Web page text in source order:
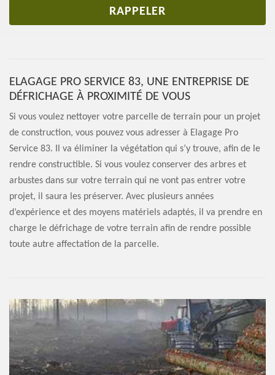
ELAGAGE PRO SERVICE 83, UNE ENTREPRISE DE
DÉFRICHAGE À PROXIMITÉ DE VOUS
Si vous voulez nettoyer votre parcelle de terrain pour un projet
de construction, vous pouvez vous adresser à Elagage Pro
Service 83. Il va éliminer la végétation qui s’y trouve, afin de le
rendre constructible. Si vous voulez conserver des arbres et
arbustes dans sur votre terrain qui ne vont pas entrer votre
projet, il saura les préserver. Avec plusieurs années
d’expérience et des moyens matériels adaptés, il va prendre en
charge le défrichage de votre terrain afin de rendre possible
toute autre affectation de la parcelle.